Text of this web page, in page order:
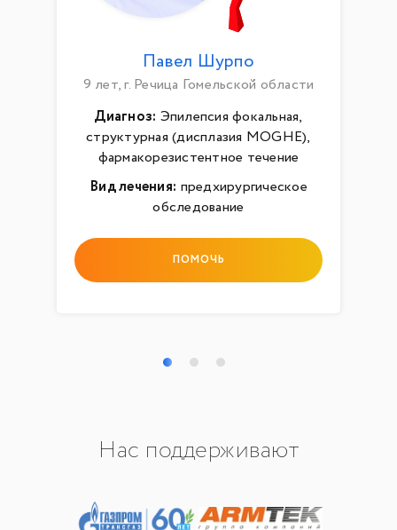
Павел Шурпо
9 лет, г. Речица Гомельской области
Диагноз: Эпилепсия фокальная,
структурная (дисплазия MOGHE),
фармакорезистентное течение
Вид лечения: предхирургическое
обследование
ПОМОЧЬ
Нас поддерживают